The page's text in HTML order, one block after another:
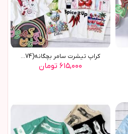
کراپ تیشرت سامر بچگانه(9774)
۶۱۵,۰۰۰ تومان